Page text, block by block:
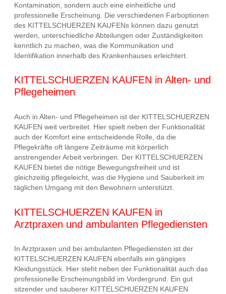
Kontamination, sondern auch eine einheitliche und
professionelle Erscheinung. Die verschiedenen Farboptionen
des KITTELSCHUERZEN KAUFENs können dazu genutzt
werden, unterschiedliche Abteilungen oder Zuständigkeiten
kenntlich zu machen, was die Kommunikation und
Identifikation innerhalb des Krankenhauses erleichtert.
KITTELSCHUERZEN KAUFEN in Alten- und
Pflegeheimen
Auch in Alten- und Pflegeheimen ist der KITTELSCHUERZEN
KAUFEN weit verbreitet. Hier spielt neben der Funktionalität
auch der Komfort eine entscheidende Rolle, da die
Pflegekräfte oft längere Zeiträume mit körperlich
anstrengender Arbeit verbringen. Der KITTELSCHUERZEN
KAUFEN bietet die nötige Bewegungsfreiheit und ist
gleichzeitig pflegeleicht, was die Hygiene und Sauberkeit im
täglichen Umgang mit den Bewohnern unterstützt.
KITTELSCHUERZEN KAUFEN in
Arztpraxen und ambulanten Pflegediensten
In Arztpraxen und bei ambulanten Pflegediensten ist der
KITTELSCHUERZEN KAUFEN ebenfalls ein gängiges
Kleidungsstück. Hier steht neben der Funktionalität auch das
professionelle Erscheinungsbild im Vordergrund. Ein gut
sitzender und sauberer KITTELSCHUERZEN KAUFEN